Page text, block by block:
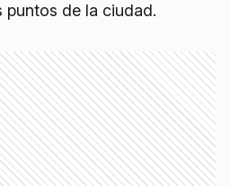
de la ciudad.